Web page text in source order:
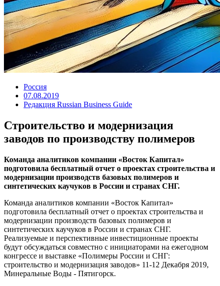
Россия
07.08.2019
Редакция Russian Business Guide
Строительство и модернизация
заводов по производству полимеров
Команда аналитиков компании «Восток Капитал»
подготовила бесплатный отчет о проектах строительства и
модернизации производств базовых полимеров и
синтетических каучуков в России и странах СНГ.
Команда аналитиков компании «Восток Капитал»
подготовила бесплатный отчет о проектах строительства и
модернизации производств базовых полимеров и
синтетических каучуков в России и странах СНГ.
Реализуемые и перспективные инвестиционные проекты
будут обсуждаться совместно с инициаторами на ежегодном
конгрессе и выставке «Полимеры России и СНГ:
строительство и модернизация заводов» 11-12 Декабря 2019,
Минеральные Воды - Пятигорск.